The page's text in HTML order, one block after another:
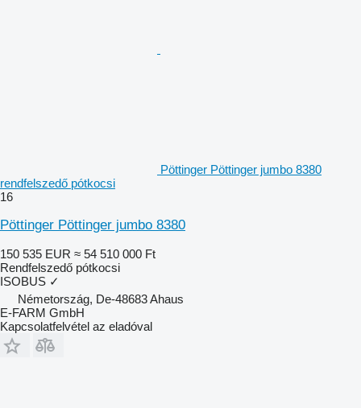
Pöttinger Pöttinger jumbo 8380
rendfelszedő pótkocsi
16
Pöttinger Pöttinger jumbo 8380
150 535 EUR ≈ 54 510 000 Ft
Rendfelszedő pótkocsi
ISOBUS ✓
Németország, De-48683 Ahaus
E-FARM GmbH
Kapcsolatfelvétel az eladóval